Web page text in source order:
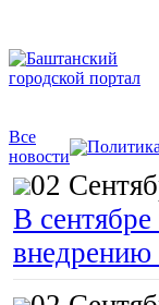
Все
новости
Политика
02
В
внедрению